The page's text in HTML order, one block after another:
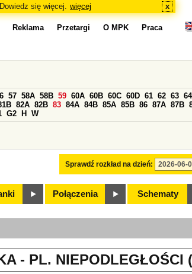
się więcej. więcej x
Reklama Przetargi O MPK Praca
Sprawdź rozkład na dzień:
57 58A 58B 59 60A 60B 60C 60D 61 62 63
82A 82B 83 84A 84B 85A 85B 86 87A 87B
G2 H W
Połączenia Schematy
- PL. NIEPODLEGŁOŚCI